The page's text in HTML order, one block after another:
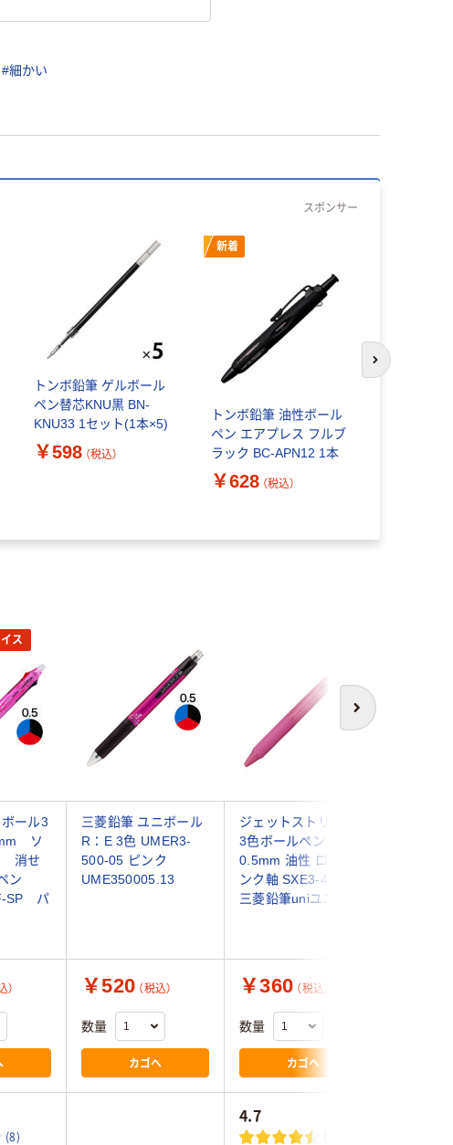
#細かい
スポンサー
トンボ鉛筆 ゲルボール
ペン替芯KNU黒 BN-
KNU33 1セット(1本×5)
￥598 （税込）
新着
トンボ鉛筆 油性ボール
ペン エアプレス フルブ
ラック BC-APN12 1本
￥628 （税込）
次のスライド
次へ
ス
ール3
ソ
消せ
ン
SP パ
三菱鉛筆 ユニボール
R：E 3色 UMER3-
500-05 ピンク
UME350005.13
ジェットストリーム
3色ボールペン
0.5mm 油性 ローズピ
ンク軸 SXE3-400-05
三菱鉛筆uniユニ
） ￥520 （税込）
数量
カゴへ
￥360 （税込）
数量
カゴへ
(8)
4.7
(21)